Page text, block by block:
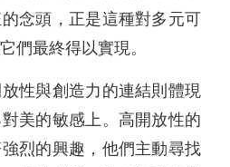
念頭，正是這種對多元可
們最終得以實現。
性與創造力的連結則體現
美的敏感上。高開放性的
烈的興趣，他們主動尋找